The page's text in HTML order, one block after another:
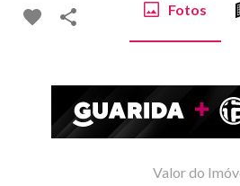
Fotos
Valor do